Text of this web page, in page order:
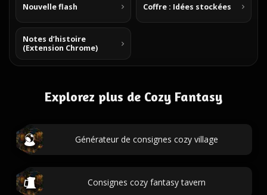
Nouvelle flash Coffre : Idées stockées
Notes d’histoire
(Extension Chrome)
Explorez plus de Cozy Fantasy
Générateur de consignes cozy village
Consignes cozy fantasy tavern